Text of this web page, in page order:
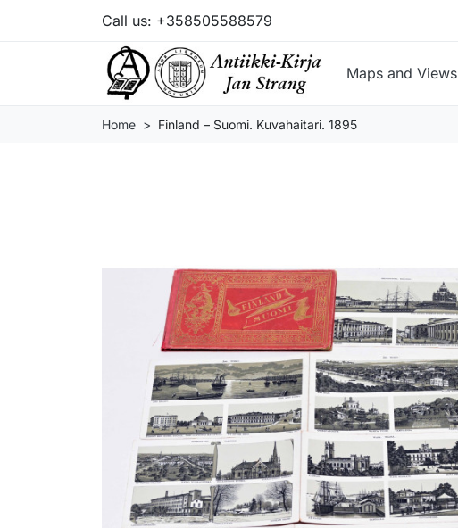
Call us: +358505588579
Maps and Views
Home Finland – Suomi. Kuvahaitari. 1895